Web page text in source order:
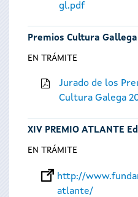
gl.pdf
Premios Cultura
EN TRÁMITE
Jurado de los
Cultura Galega
XIV PREMIO ATLANTE
EN TRÁMITE
http://
atlante/